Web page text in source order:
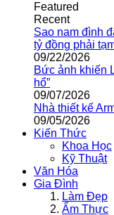
Featured
Recent
Sao nam đình
tỷ đồng phải
09/22/2026
Bức ảnh khiến
hổ”
09/07/2026
Nhà thiết kế
09/05/2026
Kiến Thức
Khoa Học
Kỹ Thuật
Văn Hóa
Gia Đình
Làm Đẹp
Ẩm Thực